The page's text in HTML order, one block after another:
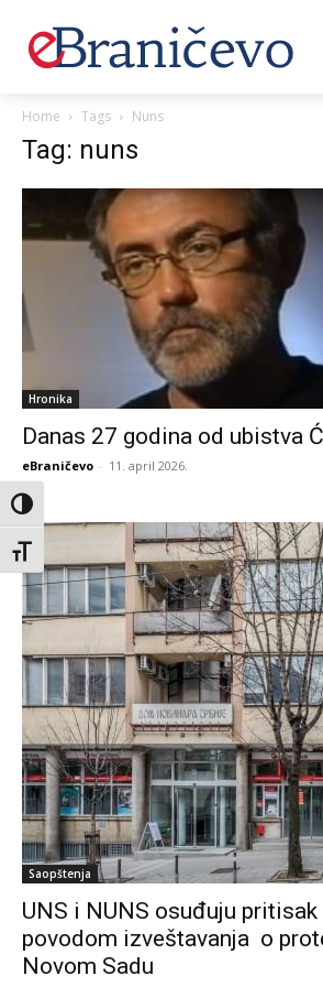
Toggle High Contrast
Toggle Font size
Home Tags Nuns
Tag: nuns
Hronika
Danas 27 godina od ubistva
eBraničevo - 11. april 2026.
Saopštenja
UNS i NUNS osuđuju pritisak
povodom izveštavanja o
Novom Sadu